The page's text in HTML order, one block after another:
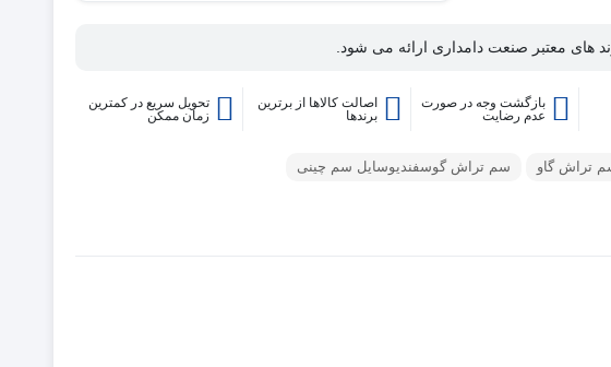
های معتبر صنعت دامداری ارائه می شود.
بازگشت وجه در صورت
عدم رضایت
اصالت کالاها از برترین
برندها
تحویل سریع در کمترین
زمان ممکن
تراش گاو سم تراش گوسفندیوسایل سم چینی